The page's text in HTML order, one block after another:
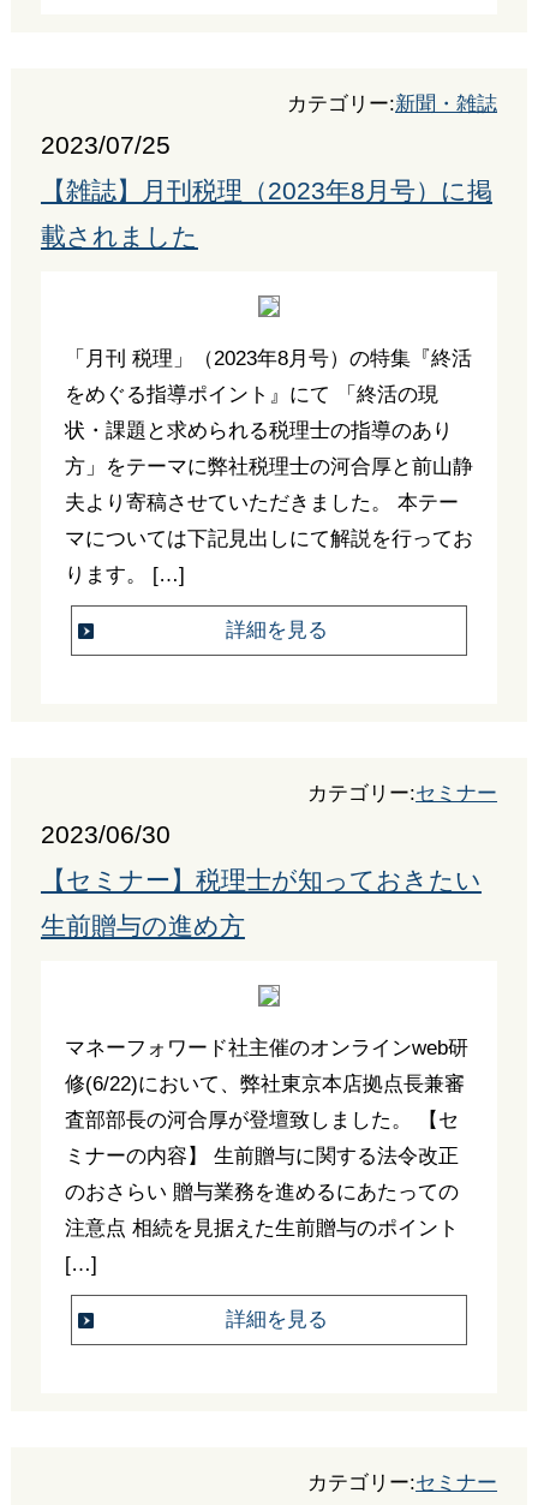
カテゴリー:新聞・雑誌
2023/07/25
【雑誌】月刊税理（2023年8月号）に掲
載されました
「月刊 税理」（2023年8月号）の特集『終活
をめぐる指導ポイント』にて 「終活の現
状・課題と求められる税理士の指導のあり
方」をテーマに弊社税理士の河合厚と前山静
夫より寄稿させていただきました。 本テー
マについては下記見出しにて解説を行ってお
ります。 […]
詳細を見る
カテゴリー:セミナー
2023/06/30
【セミナー】税理士が知っておきたい
生前贈与の進め方
マネーフォワード社主催のオンラインweb研
修(6/22)において、弊社東京本店拠点長兼審
査部部長の河合厚が登壇致しました。 【セ
ミナーの内容】 生前贈与に関する法令改正
のおさらい 贈与業務を進めるにあたっての
注意点 相続を見据えた生前贈与のポイント
[…]
詳細を見る
カテゴリー:セミナー